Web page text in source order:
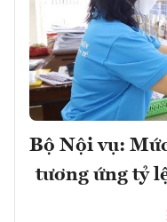
Bộ Nội vụ:
tương ứng tỷ